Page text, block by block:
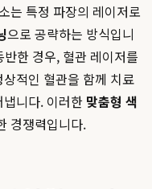
는 특정 파장의 레이저로
으로 공략하는 방식입니
한 경우, 혈관 레이저를
적인 혈관을 함께 치료
니다. 이러한 맞춤형 색
경쟁력입니다.